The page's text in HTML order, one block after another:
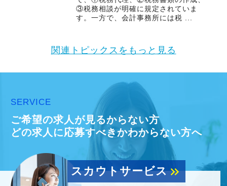
③税務相談が明確に規定されていま
す。一方で、会計事務所には税 ...
関連トピックスをもっと見る
SERVICE
ご希望の求人が見るからない方
どの求人に応募すべきかわからない方へ
スカウトサービスkeyboard_double_arrow_right